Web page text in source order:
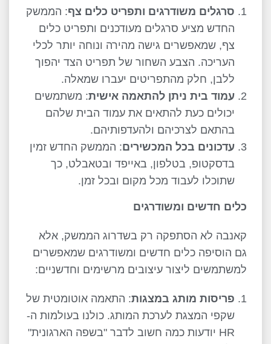
סרגלים משודרגים ותפריט כלים צף: הממשק
החדש מציע סרגלים מעודכנים ותפריט כלים
צף, שמאפשרים גישה מהירה ונוחה יותר לכלי
העריכה. הצבע השחור של תפריט הצד יהפוך
ללבן, חלק מהתפריטים יעברו שמאלה.
עמוד בית ניתן להתאמה אישית: משתמשים
יכולים כעת להתאים את עמוד הבית שלהם
בהתאם לצרכיהם ולהעדפותיהם.
עדכונים בכל המכשירים: הממשק החדש זמין
בדסקטופ, בטלפון, באייפד ובטאבלט, כך
שתוכלו לעבוד מכל מקום ובכל זמן.
כלים חדשים ומשודרגים
קאנבה לא הסתפקה רק בשדרוג הממשק, אלא
גם הוסיפה כלים חדשים ומשודרגים שמאפשרים
למשתמשים ליצור עיצובים מרשימים וחדשניים:
פריסות מותג במצגות: התאמה אוטומטית של
שקפי המצגת לערכת המותג. כולנו בעולמות ה-
HR יודעות כמה חשוב לדבר "בשפה הארגונית"